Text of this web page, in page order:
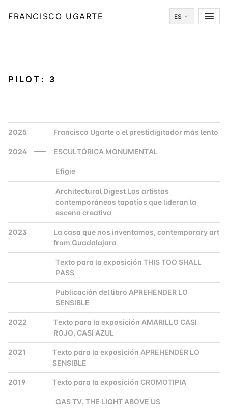
FRANCISCO UGARTE ES
2025 Francisco Ugarte o el prestidigitador más lento
2024 ESCULTÓRICA MONUMENTAL
Efigie
Architectural Digest Los artistas
contemporáneos tapatíos que lideran la
escena creativa
2023
La casa que nos inventamos, contemporary art
from Guadalajara
Texto para la exposición THIS TOO SHALL
PASS
Publicación del libro APREHENDER LO
SENSIBLE
2022
Texto para la exposición AMARILLO CASI
ROJO, CASI AZUL
2021
Texto para la exposición APREHENDER LO
SENSIBLE
2019 Texto para la exposición CROMOTIPIA
GAS TV. THE LIGHT ABOVE US
PILOT: 3